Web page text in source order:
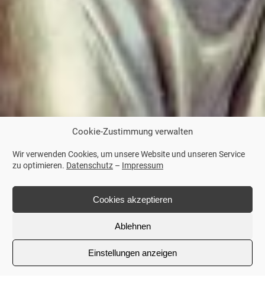
Cookie-Zustimmung verwalten
Wir verwenden Cookies, um unsere Website und unseren Service
zu optimieren. Datenschutz – Impressum
Cookies akzeptieren
Ablehnen
Einstellungen anzeigen